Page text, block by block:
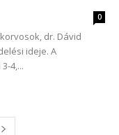
0
dr. Dávid
ideje. A
4,...